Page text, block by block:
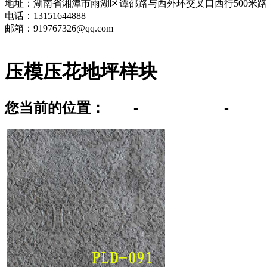
地址：湖南省湘潭市雨湖区谭邵路与西外环交叉口西行500米
电话：13151644888
邮箱：919767326@qq.com
压模压花地坪样块
您当前的位置： - -